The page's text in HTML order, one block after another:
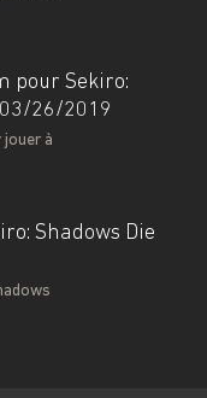
pour Sekiro:
26/2019
jouer à
Shadows Die